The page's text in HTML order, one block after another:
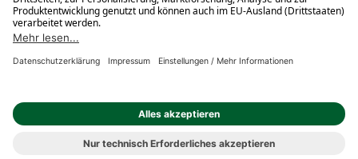
Kostenlose Retouren
Gratis-Buchversand innerhalb Deutschlands
Click & Collect
* Gedrucktes Buch: Frühere Preisbindung aufgehoben. eBook:
Befristete Preissenkung des Verlages. Gebrauchtbuch: Ggü.
gebundenem Ladenpreis bzw. UVP für Neuware. Preisangaben